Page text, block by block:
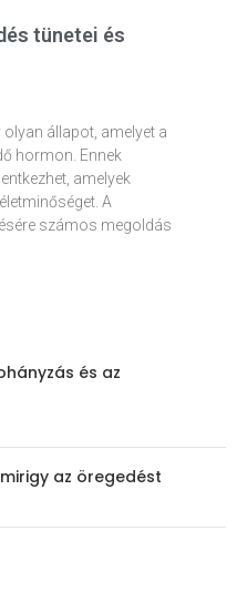
tünetei és
állapot, amelyet a
hormon. Ennek
amelyek
A
számos megoldás
és az
az öregedést